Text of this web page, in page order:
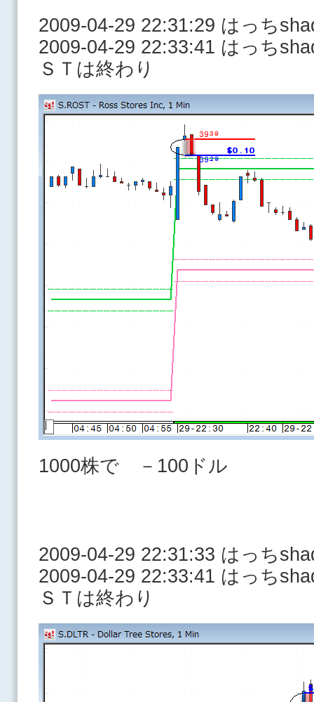
2009-04-29 22:31:29 はっち
2009-04-29 22:33:41 はっち
ＳＴは終わり
1000株で －100ドル
2009-04-29 22:31:33 はっち
2009-04-29 22:33:41 はっち
ＳＴは終わり